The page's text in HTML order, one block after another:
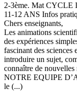
2-3ème. Mat
11-12 ANS Infos
Chers enseignants,
Les animations
des expériences
fascinant des
introduire un sujet,
connaître de
NOTRE EQUIPE
le (...)